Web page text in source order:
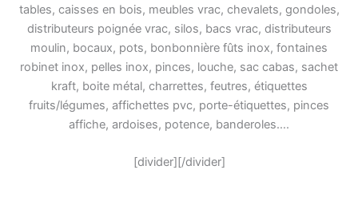
tables, caisses en bois, meubles vrac, chevalets, gondoles,
distributeurs poignée vrac, silos, bacs vrac, distributeurs
moulin, bocaux, pots, bonbonnière fûts inox, fontaines
robinet inox, pelles inox, pinces, louche, sac cabas, sachet
kraft, boite métal, charrettes, feutres, étiquettes
fruits/légumes, affichettes pvc, porte-étiquettes, pinces
affiche, ardoises, potence, banderoles….
[divider][/divider]